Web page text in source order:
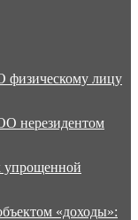
лицу
нерезидентом
упрощенной
«доходы»: